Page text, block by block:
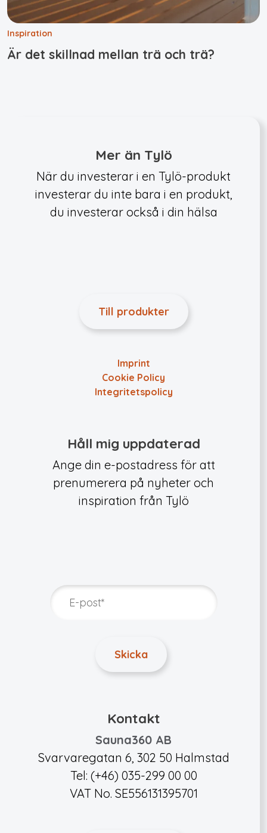
Inspiration
Är det skillnad mellan trä och trä?
Mer än Tylö
När du investerar i en Tylö-produkt
investerar du inte bara i en produkt,
du investerar också i din hälsa
Till produkter
Imprint
Cookie Policy
Integritets­policy
Håll mig uppdaterad
Ange din e-postadress för att
prenumerera på nyheter och
inspiration från Tylö
Kontakt
Sauna360 AB
Svarvaregatan 6, 302 50 Halmstad
Tel: (+46) 035-299 00 00
VAT No. SE556131395701